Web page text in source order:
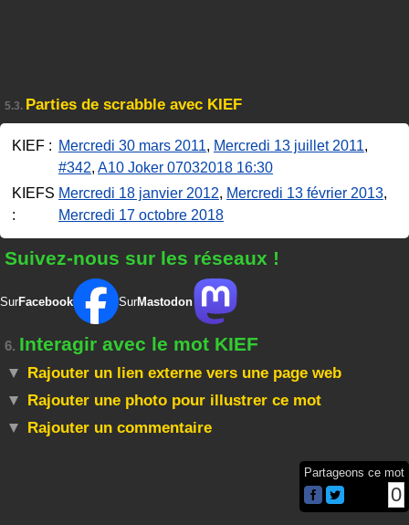
5.3. Parties de scrabble avec KIEF
KIEF : Mercredi 30 mars 2011, Mercredi 13 juillet 2011,
#342, A10 Joker 07032018 16:30
KIEFS
:
Mercredi 18 janvier 2012, Mercredi 13 février 2013,
Mercredi 17 octobre 2018
Suivez-nous sur les réseaux !
SurFacebook SurMastodon
6. Interagir avec le mot KIEF
Rajouter un lien externe vers une page web
Rajouter une photo pour illustrer ce mot
Rajouter un commentaire
Partageons ce mot
0